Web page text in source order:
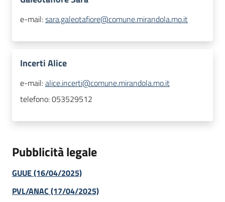
e-mail:sara.galeotafiore@comune.mirandola.mo.it
Incerti Alice
e-mail:alice.incerti@comune.mirandola.mo.it
telefono:053529512
Pubblicità legale
GUUE (16/04/2025)
PVL/ANAC (17/04/2025)